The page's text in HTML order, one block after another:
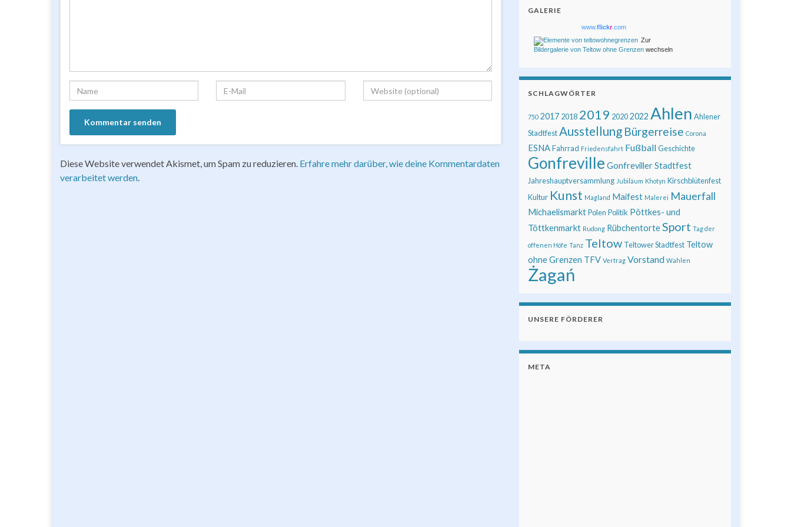
Diese Website verwendet Akismet, um Spam zu reduzieren. Erfahre mehr darüber, wie deine Kommentardaten
verarbeitet werden.
GALERIE
www.flickr.com
Zur
Bildergalerie von Teltow ohne Grenzen wechseln
SCHLAGWÖRTER
750 2017 2018 2019 20202022 Ahlen Ahlener
Stadtfest Ausstellung Bürgerreise Corona
ESNAFahrrad Friedensfahrt FußballGeschichte
Gonfreville Gonfreviller Stadtfest
Jahreshauptversammlung Jubiläum Khotyn Kirschblütenfest
Kultur Kunst Magland Maifest Malerei Mauerfall
MichaelismarktPolen Politik Pöttkes- und
Töttkenmarkt Rudong RübchentorteSport Tag der
offenen Höfe Tanz Teltow Teltower Stadtfest Teltow
ohne Grenzen TFV Vertrag Vorstand Wahlen
Żagań
UNSERE FÖRDERER
META